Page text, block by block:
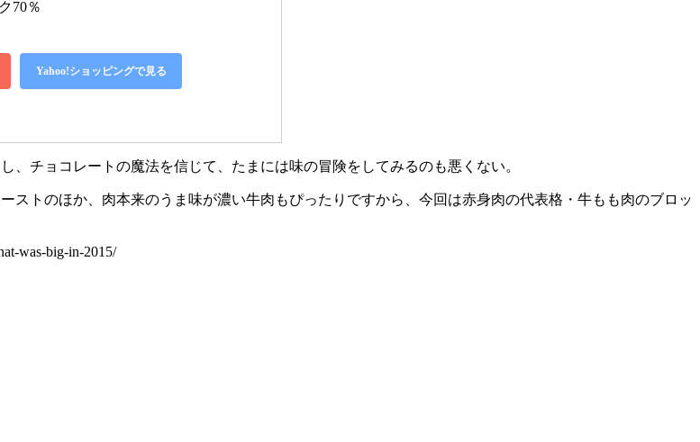
70％
Yahoo!ショッピングで見る
チョコレートの魔法を信じて、たまには味の冒険をしてみるのも悪くない。
トのほか、肉本来のうま味が濃い牛肉もぴったりですから、今回は赤身肉の代表格・牛もも肉のブロッ
was-big-in-2015/